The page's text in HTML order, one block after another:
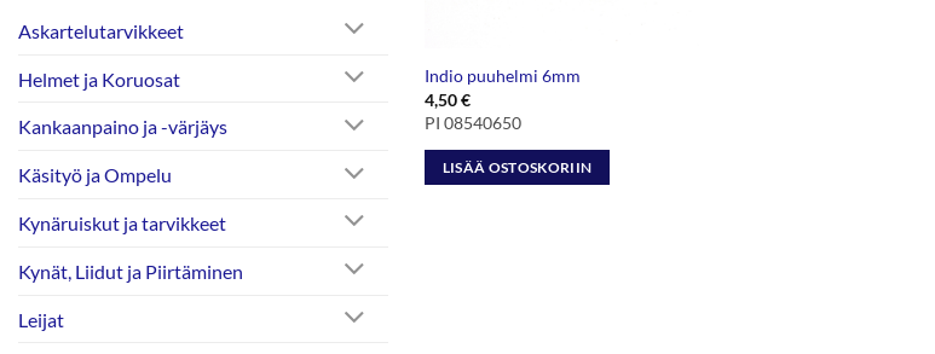
Askartelutarvikkeet
Helmet ja Koruosat
Kankaanpaino ja -värjäys
Käsityö ja Ompelu
Kynäruiskut ja tarvikkeet
Kynät, Liidut ja Piirtäminen
Leijat
Indio puuhelmi 6mm
4,50€
PI 08540650
LISÄÄ OSTOSKORIIN